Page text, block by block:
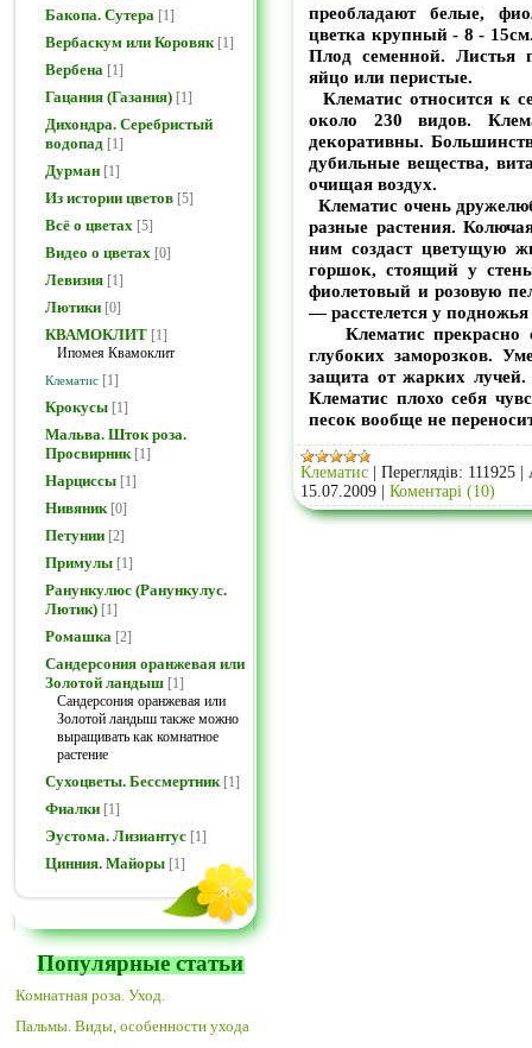
Бакопа. Сутера [1]
Вербаскум или Коровяк [1]
Вербена [1]
Гацания (Газания) [1]
Дихондра. Серебристый
водопад [1]
Дурман [1]
Из истории цветов [5]
Всё о цветах [5]
Видео о цветах [0]
Левизия [1]
Лютики [0]
КВАМОКЛИТ [1]
Ипомея Квамоклит
Клематис [1]
Крокусы [1]
Мальва. Шток роза.
Просвирник [1]
Нарциссы [1]
Нивяник [0]
Петунии [2]
Примулы [1]
Ранункулюс (Ранункулус.
Лютик) [1]
Ромашка [2]
Сандерсония оранжевая или
Золотой ландыш [1]
Сандерсония оранжевая или
Золотой ландыш также можно
выращивать как комнатное
растение
Сухоцветы. Бессмертник [1]
Фиалки [1]
Эустома. Лизиантус [1]
Цинния. Майоры [1]
Популярные статьи
Комнатная роза. Уход.
Пальмы. Виды, особенности ухода
преобладают белые,
цветка крупный - 8 -
Плод семенной. Листья
яйцо или перистые.
Клематис относится к
около 230 видов.
декоративны.
дубильные вещества,
очищая воздух.
Клематис очень
разные растения.
ним создаст цветущую
горшок, стоящий у
фиолетовый и розовую
— расстелется у
Клематис прекрасно
глубоких заморозков.
защита от жарких
Клематис плохо себя
песок вообще не
Клематис Переглядів: 111925
15.07.2009
Коментарі (10)